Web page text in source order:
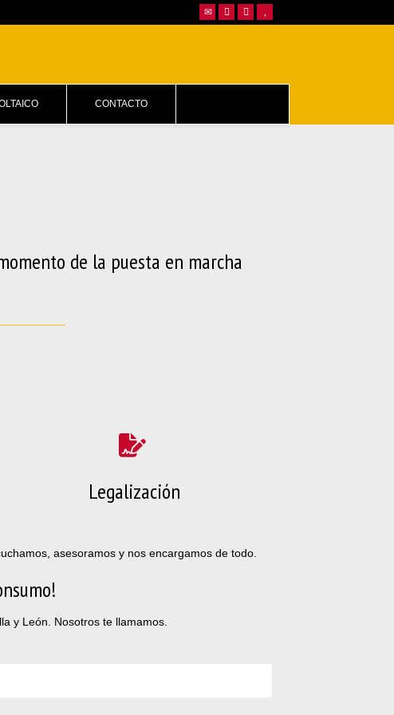
CONTACTO
de la puesta en marcha
Legalización
asesoramos y nos encargamos de todo.
y León. Nosotros te llamamos.